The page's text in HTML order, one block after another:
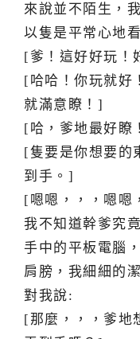
來說並不陌生，
以隻是平常心地
[爹！這好好玩！
[哈哈！你玩就好
就滿意瞭！]
[哈，爹地最好瞭
[隻要是你想要的
到手。]
[嗯嗯，，，嗯嗯
我不知道幹爹究
手中的平板電腦
肩膀，我細細的
對我說:
[那麼，，，爹地